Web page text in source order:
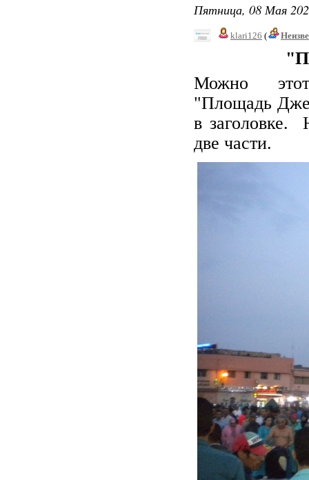
Пятница, 08 Мая
klari126 (
Можно
"Площадь
в заголовке.
две части.